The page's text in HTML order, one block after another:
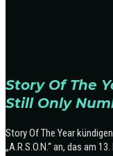
Story Of The
Still Only
Story Of The Year
„A.R.S.O.N.“ an, das am